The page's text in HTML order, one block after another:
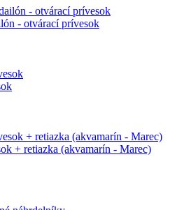
- otvárací prívesok
+ retiazka (akvamarín - Marec)